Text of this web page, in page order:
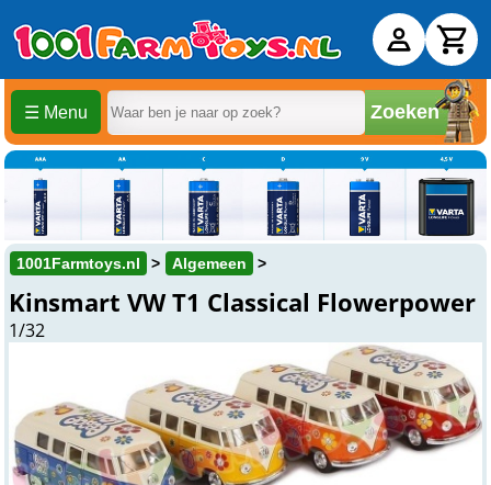
☰ Menu Zoeken
1001Farmtoys.nl Algemeen
Kinsmart VW T1 Classical Flowerpower
1/32